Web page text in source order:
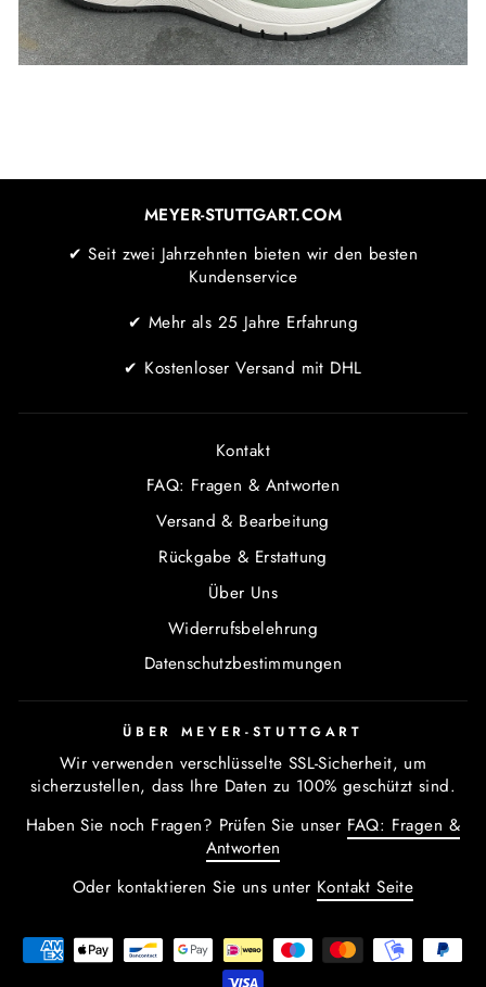
MEYER-STUTTGART.COM
✔ Seit zwei Jahrzehnten bieten wir den besten
Kundenservice
✔ Mehr als 25 Jahre Erfahrung
✔ Kostenloser Versand mit DHL
Kontakt
FAQ: Fragen & Antworten
Versand & Bearbeitung
Rückgabe & Erstattung
Über Uns
Widerrufsbelehrung
Datenschutzbestimmungen
ÜBER MEYER-STUTTGART
Wir verwenden verschlüsselte SSL-Sicherheit, um
sicherzustellen, dass Ihre Daten zu 100% geschützt sind.
Haben Sie noch Fragen? Prüfen Sie unser FAQ: Fragen &
Antworten
Oder kontaktieren Sie uns unter Kontakt Seite